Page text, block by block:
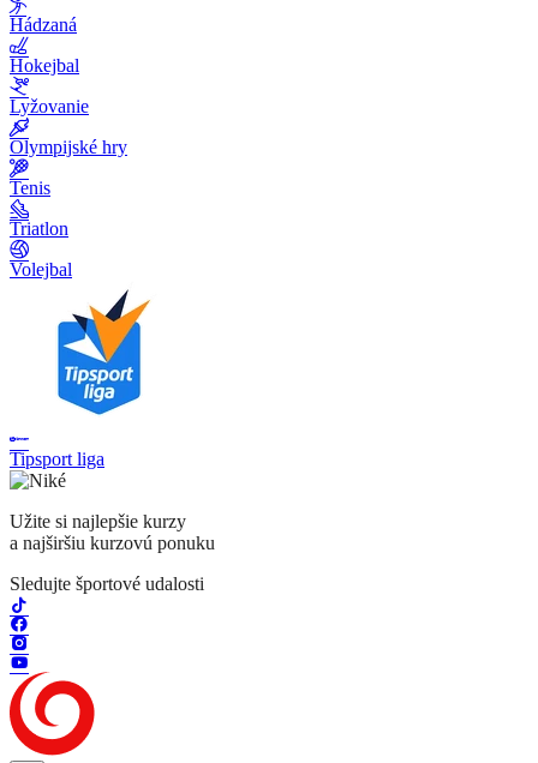
Hádzaná
Hokejbal
Lyžovanie
Olympijské hry
Tenis
Triatlon
Volejbal
Tipsport liga
Užite si najlepšie kurzy
a najširšiu kurzovú ponuku
Sledujte športové udalosti